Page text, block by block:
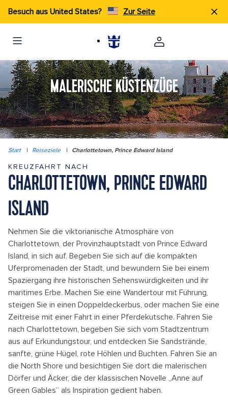
Besuch aus United States? Zur Seite
MALERISCHE KÜSTENZÜGE
Start | Reiseziele | Charlottetown, Prince Edward Island
KREUZFAHRT NACH
CHARLOTTETOWN, PRINCE EDWARD
ISLAND
Nehmen Sie die viktorianische Atmosphäre von
Charlottetown, der Provinzhauptstadt von Prince Edward
Island, in sich auf. Begeben Sie sich auf die kompakten
Uferpromenaden der Stadt, und bewundern Sie bei einem
Spaziergang ihre historischen Sehenswürdigkeiten und ihr
maritimes Erbe. Machen Sie eine Wandertour mit Führung,
steigen Sie in einen Doppeldeckerbus, oder machen Sie eine
Zeitreise mit einer Fahrt in einer Pferdekutsche. Fahren Sie
nach Charlottetown, begeben Sie sich vom Stadtzentrum
aus auf Erkundungstour, und entdecken Sie Sandstrände,
sanfte, grüne Hügel, rote Höhlen und Buchten. Fahren Sie an
die North Shore und besichtigen Sie dort die malerischen
Dörfer und Äcker, die der klassischen Novelle „Anne auf
Green Gables” als Inspiration gedient haben.